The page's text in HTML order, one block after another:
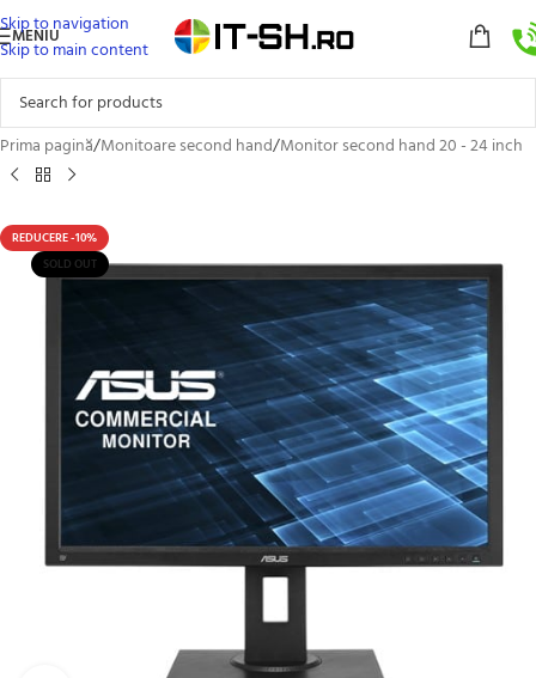
Skip to navigation
Skip to main content
MENIU
Prima pagină/Monitoare second hand/Monitor second hand 20 - 24 inch
REDUCERE -10%
SOLD OUT